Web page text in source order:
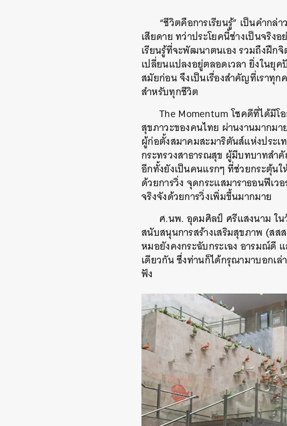
“ชีวิตคือการเรียนรู้” เป็นคำก
เสียดาย ทว่าประโยคนี้ช่างเป็นจริง
เรียนรู้ที่จะพัฒนาตนเอง รวมถึงฝึก
เปลี่ยนแปลงอยู่ตลอดเวลา ยิ่งในยุ
สมัยก่อน จึงเป็นเรื่องสำคัญที่เราทุก
สำหรับทุกชีวิต
The Momentum โชคดีที่ได้มี
สุขภาวะของคนไทย ผ่านงานมากม
ผู้ก่อตั้งสมาคมสะมาริตันส์แห่งประ
กระทรวงสาธารณสุข ผู้มีบทบาทสำ
อีกทั้งยังเป็นคนแรกๆ ที่ช่วยกระตุ้น
ด้วยการวิ่ง จุดกระแสมาราธอนฟีเ
จริงจังด้วยการวิ่งเพิ่มขึ้นมากมาย
ศ.นพ. อุดมศิลป์ ศรีแสงนาม ใน
สนับสนุนการสร้างเสริมสุขภาพ (ส
หมอยังคงกระฉับกระเฉง อารมณ์ดี
เดียวกัน ซึ่งท่านก็ได้กรุณามาบอกเล่
ฟัง
ค้นหา